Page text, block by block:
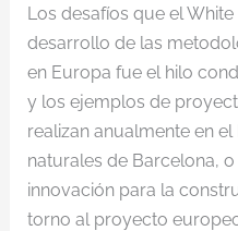
Los desafíos que el
desarrollo de las
en Europa fue el hilo
y los ejemplos de
realizan anualmente en
naturales de Barcelona,
innovación para la
torno al proyecto